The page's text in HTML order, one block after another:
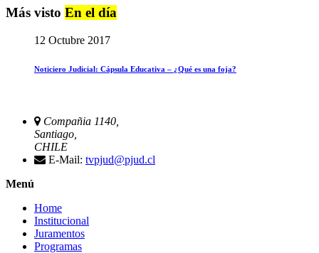
Más visto En el día
12 Octubre 2017
Noticiero Judicial: Cápsula Educativa – ¿Qué es una foja?
Compañia 1140,
Santiago,
CHILE
E-Mail: tvpjud@pjud.cl
Menú
Home
Institucional
Juramentos
Programas